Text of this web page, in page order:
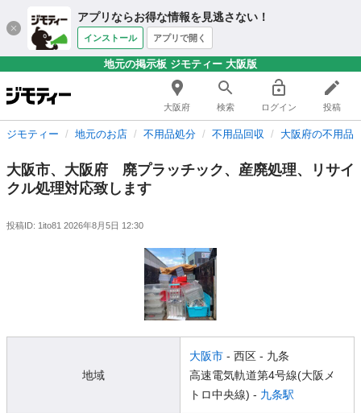
アプリならお得な情報を見逃さない！
インストール アプリで開く
地元の掲示板 ジモティー 大阪版
大阪府 検索 ログイン 投稿
ジモティー 地元のお店 不用品処分 不用品回収 大阪府の不用品
大阪市、大阪府 廃プラッチック、産廃処理、リサイ
クル処理対応致します
投稿ID: 1ito81 2026年8月5日 12:30
地域
大阪市 - 西区 - 九条
高速電気軌道第4号線(大阪メ
トロ中央線) - 九条駅